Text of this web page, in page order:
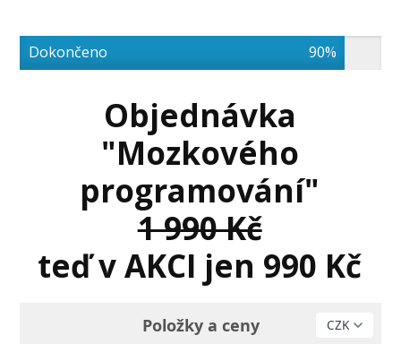
Dokončeno 90%
Objednávka
"Mozkového
programování"
1 990 Kč
teď v AKCI jen 990 Kč
Položky a ceny